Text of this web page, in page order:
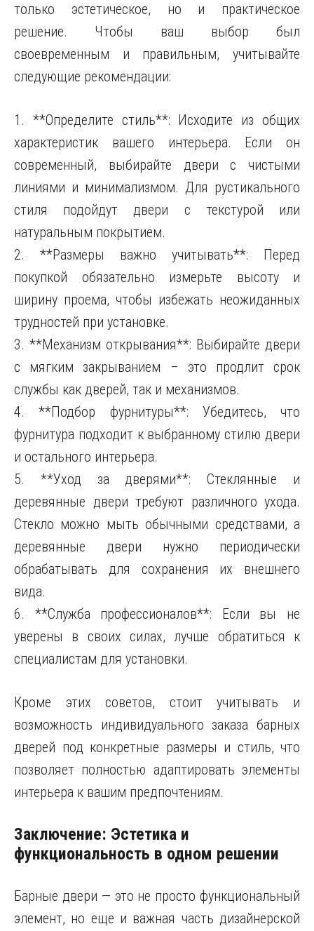
только эстетическое, но и практическое
решение. Чтобы ваш выбор был
своевременным и правильным, учитывайте
следующие рекомендации:
1. **Определите стиль**: Исходите из общих
характеристик вашего интерьера. Если он
современный, выбирайте двери с чистыми
линиями и минимализмом. Для рустикального
стиля подойдут двери с текстурой или
натуральным покрытием.
2. **Размеры важно учитывать**: Перед
покупкой обязательно измерьте высоту и
ширину проема, чтобы избежать неожиданных
трудностей при установке.
3. **Механизм открывания**: Выбирайте двери
с мягким закрыванием – это продлит срок
службы как дверей, так и механизмов.
4. **Подбор фурнитуры**: Убедитесь, что
фурнитура подходит к выбранному стилю двери
и остального интерьера.
5. **Уход за дверями**: Стеклянные и
деревянные двери требуют различного ухода.
Стекло можно мыть обычными средствами, а
деревянные двери нужно периодически
обрабатывать для сохранения их внешнего
вида.
6. **Служба профессионалов**: Если вы не
уверены в своих силах, лучше обратиться к
специалистам для установки.
Кроме этих советов, стоит учитывать и
возможность индивидуального заказа барных
дверей под конкретные размеры и стиль, что
позволяет полностью адаптировать элементы
интерьера к вашим предпочтениям.
Заключение: Эстетика и
функциональность в одном решении
Барные двери — это не просто функциональный
элемент, но еще и важная часть дизайнерской